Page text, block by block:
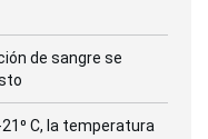
de sangre se
C, la temperatura